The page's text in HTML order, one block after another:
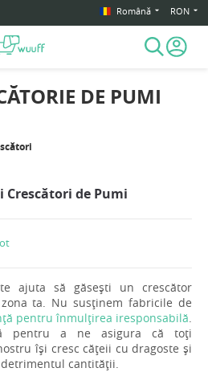
Română RON
DE PUMI
Crescători de Pumi
ajuta să găsești un crescător
ta. Nu susținem fabricile de
pentru înmulțirea iresponsabilă
pentru a ne asigura că toți
își cresc cățeii cu dragoste și
cantității.